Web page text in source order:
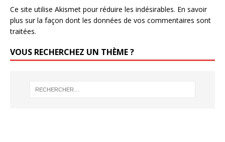
Ce site utilise Akismet pour réduire les indésirables. En savoir
plus sur la façon dont les données de vos commentaires sont
traitées.
VOUS RECHERCHEZ UN THÈME ?